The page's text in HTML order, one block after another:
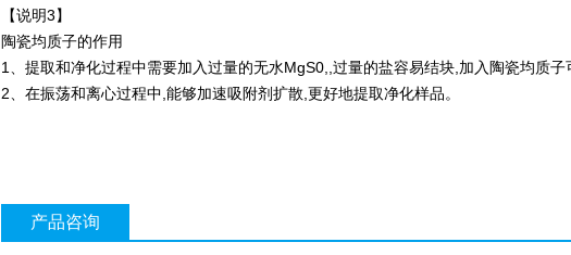
【说明3】
陶瓷均质子的作用
1、提取和净化过程中需要加入过量的无水MgS0,,过量的盐容易结块,加入陶瓷均质
2、在振荡和离心过程中,能够加速吸附剂扩散,更好地提取净化样品。
产品咨询